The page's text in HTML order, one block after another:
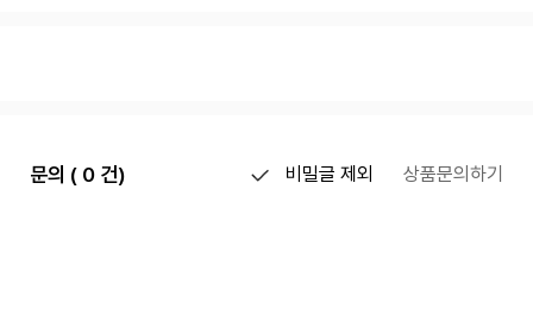
문의 ( 0 건) 비밀글 제외 상품문의하기